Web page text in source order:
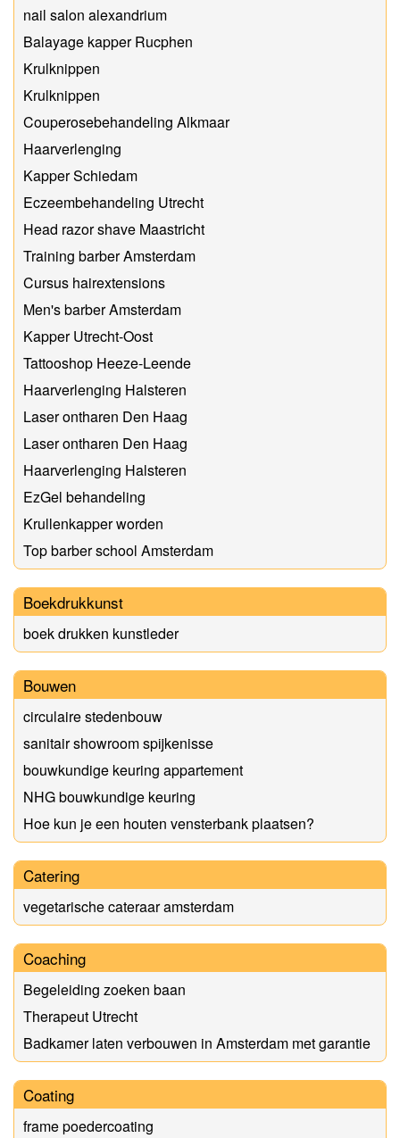
nail salon alexandrium
Balayage kapper Rucphen
Krulknippen
Krulknippen
Couperosebehandeling Alkmaar
Haarverlenging
Kapper Schiedam
Eczeembehandeling Utrecht
Head razor shave Maastricht
Training barber Amsterdam
Cursus hairextensions
Men's barber Amsterdam
Kapper Utrecht-Oost
Tattooshop Heeze-Leende
Haarverlenging Halsteren
Laser ontharen Den Haag
Laser ontharen Den Haag
Haarverlenging Halsteren
EzGel behandeling
Krullenkapper worden
Top barber school Amsterdam
Boekdrukkunst
boek drukken kunstleder
Bouwen
circulaire stedenbouw
sanitair showroom spijkenisse
bouwkundige keuring appartement
NHG bouwkundige keuring
Hoe kun je een houten vensterbank plaatsen?
Catering
vegetarische cateraar amsterdam
Coaching
Begeleiding zoeken baan
Therapeut Utrecht
Badkamer laten verbouwen in Amsterdam met garantie
Coating
frame poedercoating